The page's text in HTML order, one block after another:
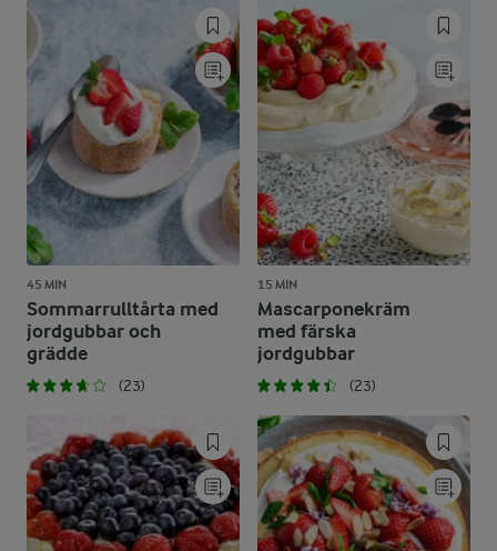
45 MIN
Sommarrulltårta med
jordgubbar och
grädde
(23)
15 MIN
Mascarponekräm
med färska
jordgubbar
(23)